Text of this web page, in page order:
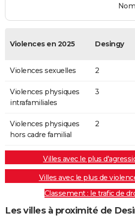
Violences en 2025 Desingy
Violences sexuelles 2
Violences physiques
intrafamiliales
3
Violences physiques
hors cadre familial
2
Villes avec le plus
Villes avec le plus de
Classement : le trafic de
Les villes à proximité de